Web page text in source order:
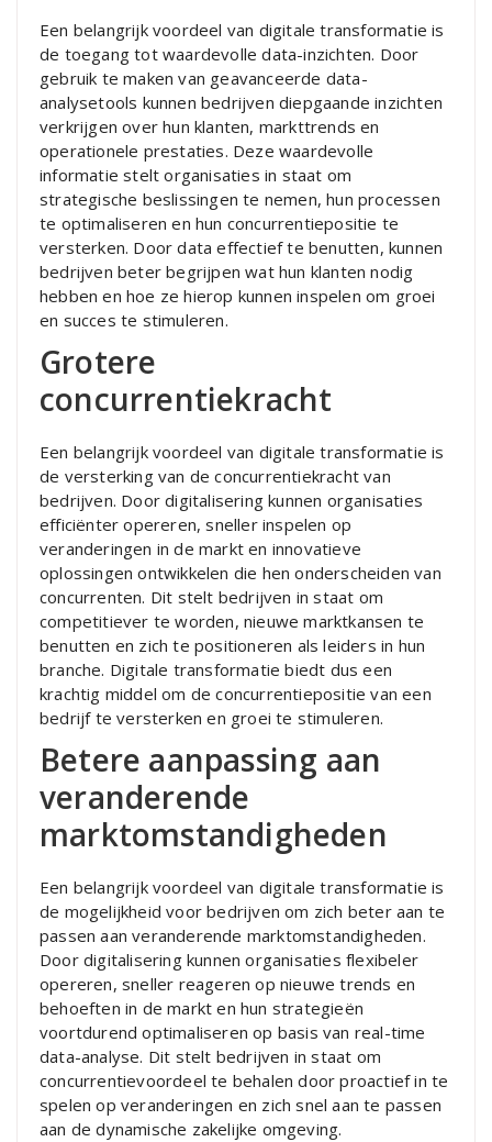
Een belangrijk voordeel van digitale transformatie is
de toegang tot waardevolle data-inzichten. Door
gebruik te maken van geavanceerde data-
analysetools kunnen bedrijven diepgaande inzichten
verkrijgen over hun klanten, markttrends en
operationele prestaties. Deze waardevolle
informatie stelt organisaties in staat om
strategische beslissingen te nemen, hun processen
te optimaliseren en hun concurrentiepositie te
versterken. Door data effectief te benutten, kunnen
bedrijven beter begrijpen wat hun klanten nodig
hebben en hoe ze hierop kunnen inspelen om groei
en succes te stimuleren.
Grotere
concurrentiekracht
Een belangrijk voordeel van digitale transformatie is
de versterking van de concurrentiekracht van
bedrijven. Door digitalisering kunnen organisaties
efficiënter opereren, sneller inspelen op
veranderingen in de markt en innovatieve
oplossingen ontwikkelen die hen onderscheiden van
concurrenten. Dit stelt bedrijven in staat om
competitiever te worden, nieuwe marktkansen te
benutten en zich te positioneren als leiders in hun
branche. Digitale transformatie biedt dus een
krachtig middel om de concurrentiepositie van een
bedrijf te versterken en groei te stimuleren.
Betere aanpassing aan
veranderende
marktomstandigheden
Een belangrijk voordeel van digitale transformatie is
de mogelijkheid voor bedrijven om zich beter aan te
passen aan veranderende marktomstandigheden.
Door digitalisering kunnen organisaties flexibeler
opereren, sneller reageren op nieuwe trends en
behoeften in de markt en hun strategieën
voortdurend optimaliseren op basis van real-time
data-analyse. Dit stelt bedrijven in staat om
concurrentievoordeel te behalen door proactief in te
spelen op veranderingen en zich snel aan te passen
aan de dynamische zakelijke omgeving.